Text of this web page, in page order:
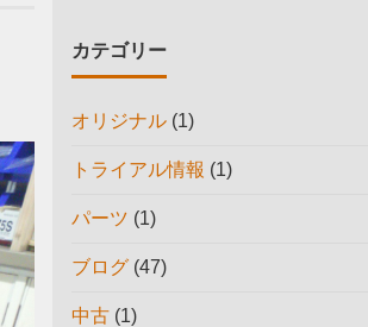
カテゴリー
オリジナル (1)
トライアル情報 (1)
パーツ (1)
ブログ (47)
中古 (1)